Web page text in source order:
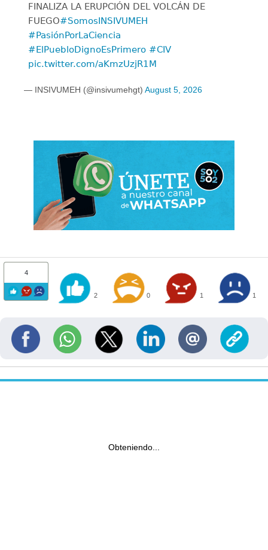
FINALIZA LA ERUPCIÓN DEL VOLCÁN DE
FUEGO#SomosINSIVUMEH
#PasiónPorLaCiencia
#ElPuebloDignoEsPrimero #CIV
pic.twitter.com/aKmzUzjR1M
— INSIVUMEH (@insivumehgt) August 5, 2026
4
2 0 1 1
Obteniendo...